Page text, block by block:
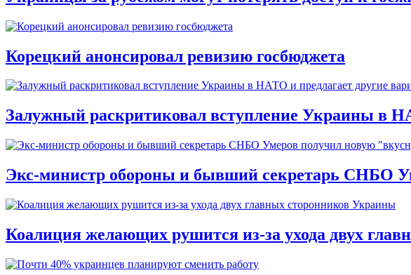
Корецкий анонсировал ревизию госбюджета
Залужный раскритиковал вступление Украины в
Экс-министр обороны и бывший секретарь СНБО
Коалиция желающих рушится из-за ухода двух